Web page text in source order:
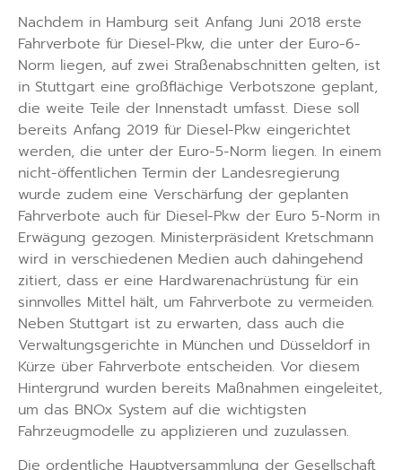
Nachdem in Hamburg seit Anfang Juni 2018 erste
Fahrverbote für Diesel-Pkw, die unter der Euro-6-
Norm liegen, auf zwei Straßenabschnitten gelten, ist
in Stuttgart eine großflächige Verbotszone geplant,
die weite Teile der Innenstadt umfasst. Diese soll
bereits Anfang 2019 für Diesel-Pkw eingerichtet
werden, die unter der Euro-5-Norm liegen. In einem
nicht-öffentlichen Termin der Landesregierung
wurde zudem eine Verschärfung der geplanten
Fahrverbote auch für Diesel-Pkw der Euro 5-Norm in
Erwägung gezogen. Ministerpräsident Kretschmann
wird in verschiedenen Medien auch dahingehend
zitiert, dass er eine Hardwarenachrüstung für ein
sinnvolles Mittel hält, um Fahrverbote zu vermeiden.
Neben Stuttgart ist zu erwarten, dass auch die
Verwaltungsgerichte in München und Düsseldorf in
Kürze über Fahrverbote entscheiden. Vor diesem
Hintergrund wurden bereits Maßnahmen eingeleitet,
um das BNOx System auf die wichtigsten
Fahrzeugmodelle zu applizieren und zuzulassen.